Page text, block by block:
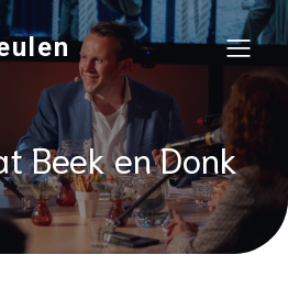
Beek en Donk